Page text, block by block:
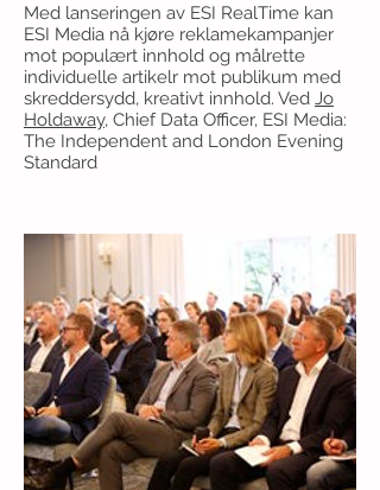
Med lanseringen av ESI RealTime kan
ESI Media nå kjøre reklamekampanjer
mot populært innhold og målrette
individuelle artikelr mot publikum med
skreddersydd, kreativt innhold. Ved Jo
Holdaway, Chief Data Officer, ESI Media:
The Independent and London Evening
Standard